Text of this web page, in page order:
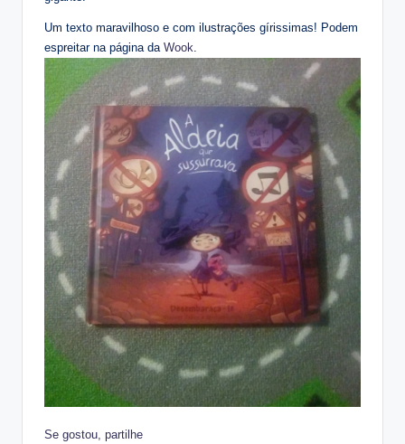
Um texto maravilhoso e com ilustrações gírissimas! Podem
espreitar na página da Wook
Se gostou, partilhe